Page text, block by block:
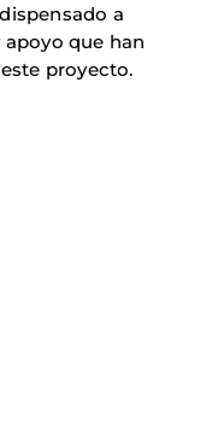
a
apoyo que han
proyecto.